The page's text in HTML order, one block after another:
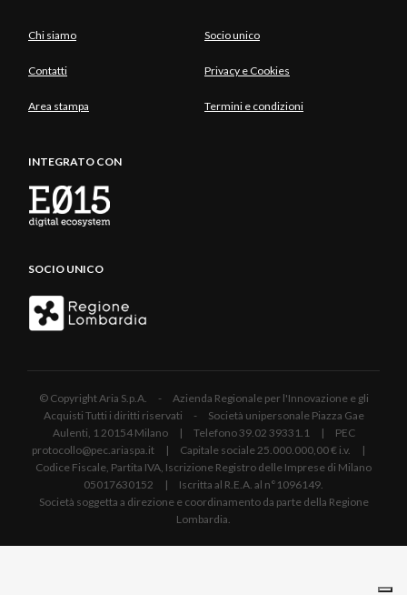
Chi siamo Socio unico
Contatti Privacy e Cookies
Area stampa Termini e condizioni
INTEGRATO CON
SOCIO UNICO
© Copyright Aria S.p.A. - Azienda Regionale per l'Innovazione e gli
Acquisti Tutti i diritti riservati - Società unipersonale Piazza Gae
Aulenti, 1 20154 Milano | Telefono 39.02 39331.1 | PEC
protocollo@pec.ariaspa.it | Capitale sociale 25.000.000,00 € i.v. |
Codice Fiscale, Partita IVA, Iscrizione Registro delle Imprese di Milano
05017630152 | Iscritta al R.E.A. al n°1096149.
Società soggetta a direzione e coordinamento da parte della Regione
Lombardia.